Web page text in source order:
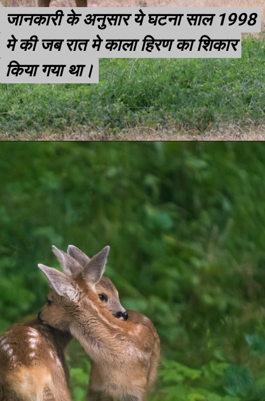
जानकारी के अनुसार ये घटना साल 1998
मे की जब रात मे काला हिरण का शिकार
किया गया था।
जानकारी के अनुसार ये घटना साल 1998
मे की जब रात मे काला हिरण का शिकार
किया गया था।